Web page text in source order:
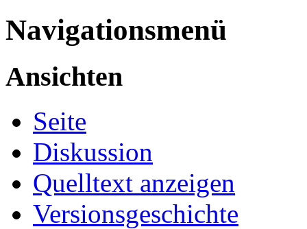
Navigationsmenü
Ansichten
Seite
Diskussion
Quelltext anzeigen
Versionsgeschichte